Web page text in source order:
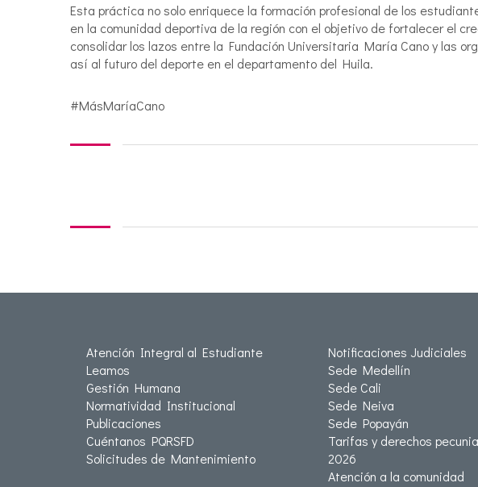
Esta práctica no solo enriquece la formación profesional de los
en la comunidad deportiva de la región con el objetivo de fortalecer el
consolidar los lazos entre la Fundación Universitaria María Cano y las
así al futuro del deporte en el departamento del Huila.
#MásMaríaCano
Atención Integral al Estudiante
Leamos
Gestión Humana
Normatividad Institucional
Publicaciones
Cuéntanos PQRSFD
Solicitudes de Mantenimiento
Notificaciones Judiciales
Sede Medellín
Sede Cali
Sede Neiva
Sede Popayán
Tarifas y derechos
2026
Atención a la comunidad